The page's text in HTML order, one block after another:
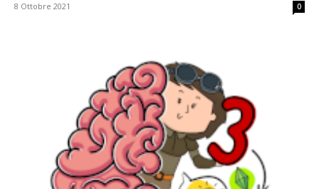
8 Ottobre 2021 0